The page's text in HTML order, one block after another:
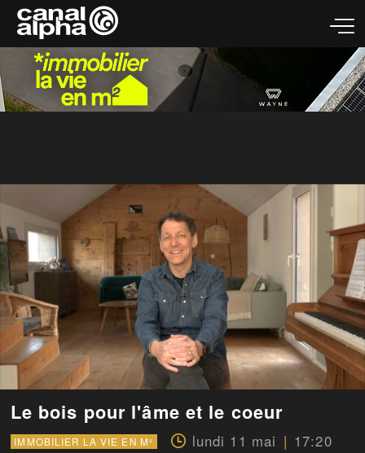
Le bois pour l'âme et le coeur
IMMOBILIER LA VIE EN M² lundi 11 mai 17:20